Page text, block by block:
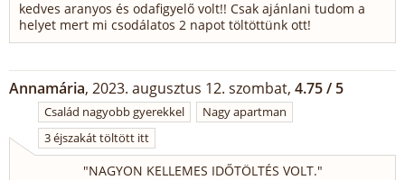
kedves aranyos és odafigyelő volt!! Csak ajánlani tudom a
helyet mert mi csodálatos 2 napot töltöttünk ott!
Annamária, 2023. augusztus 12. szombat, 4.75 / 5
Család nagyobb gyerekkel
Nagy apartman
3 éjszakát töltött itt
"NAGYON KELLEMES IDŐTÖLTÉS VOLT."